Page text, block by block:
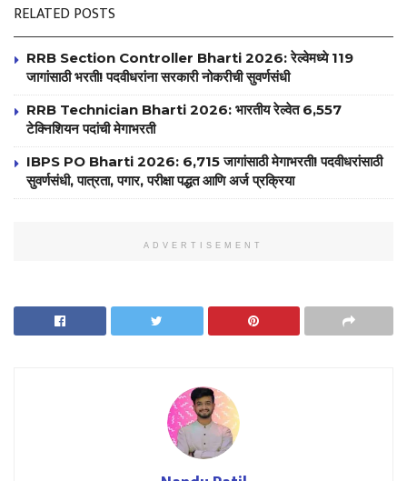
RELATED POSTS
RRB Section Controller Bharti 2026: रेल्वेमध्ये 119
जागांसाठी भरती! पदवीधरांना सरकारी नोकरीची सुवर्णसंधी
RRB Technician Bharti 2026: भारतीय रेल्वेत 6,557
टेक्निशियन पदांची मेगाभरती
IBPS PO Bharti 2026: 6,715 जागांसाठी मेगाभरती! पदवीधरांसाठी
सुवर्णसंधी, पात्रता, पगार, परीक्षा पद्धत आणि अर्ज प्रक्रिया
ADVERTISEMENT